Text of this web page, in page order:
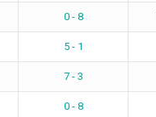
0 - 8
5 - 1
7 - 3
0 - 8